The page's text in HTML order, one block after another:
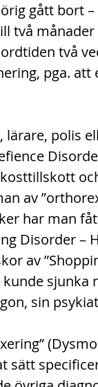
gått bort
två
två
pga.
lärare, polis
av
har man
Disorder –
av
sjunka
sin
sätt